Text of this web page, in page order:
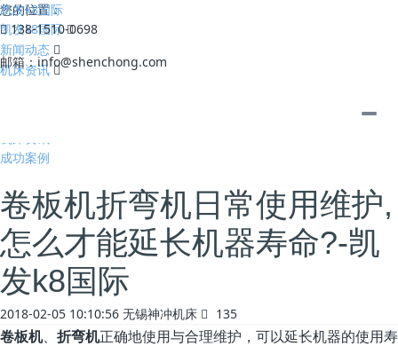
凯发k8国际
138-1510-0698
邮箱：info@shenchong.com
您的位置：
凯发k8国际
新闻动态
机床资讯
成功案例
卷板机折弯机日常使用维护,
怎么才能延长机器寿命?-凯
发k8国际
2018-02-05 10:10:56 无锡神冲机床 135
卷板机、 折弯机正确地使用与合理维护，可以延长机器的使用寿